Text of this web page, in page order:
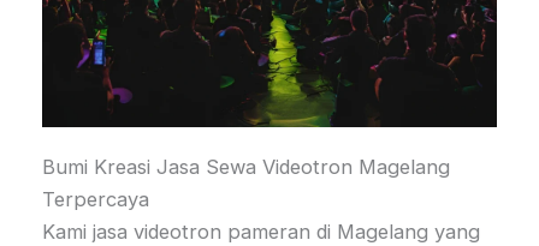
Bumi Kreasi Jasa Sewa Videotron Magelang
Terpercaya
Kami jasa videotron pameran di Magelang yang